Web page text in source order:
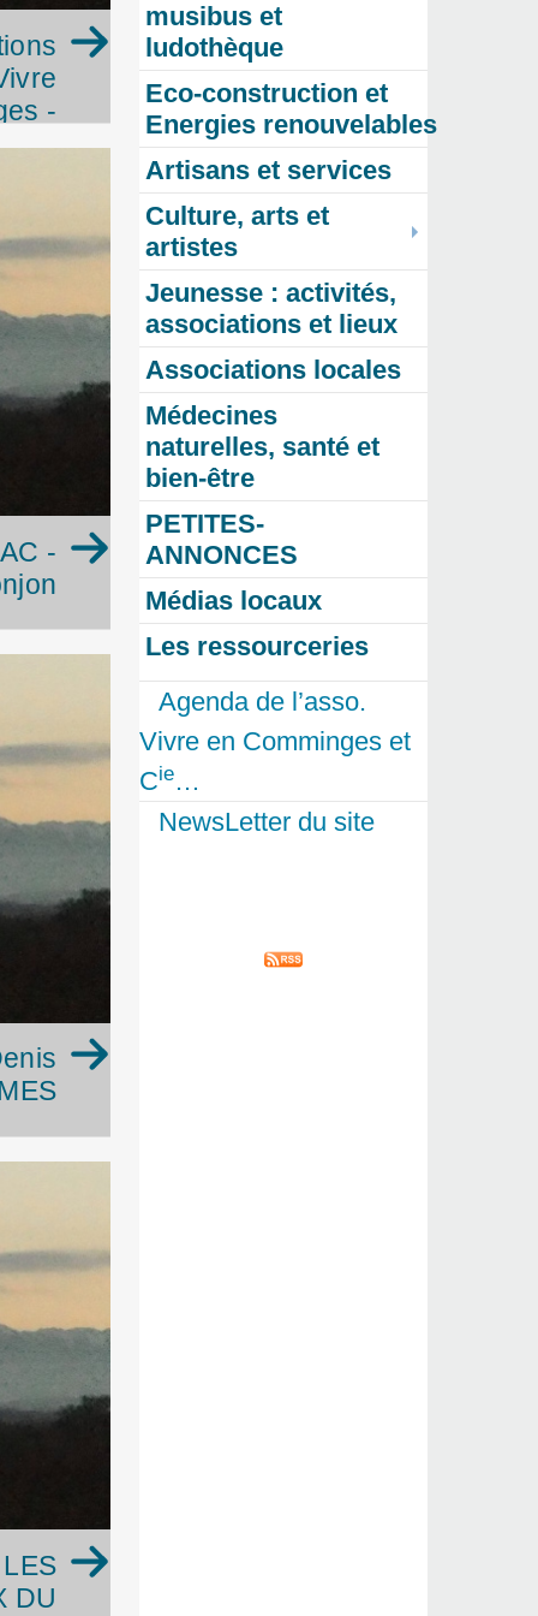
-
-
DU
musibus et
ludothèque
Eco-construction et
Energies renouvelables
Artisans et services
Culture, arts et
artistes
Jeunesse : activités,
associations et lieux
Associations locales
Médecines
naturelles, santé et
bien-être
PETITES-
ANNONCES
Médias locaux
Les ressourceries
Agenda de l’asso.
Vivre en Comminges et
Cie…
NewsLetter du site